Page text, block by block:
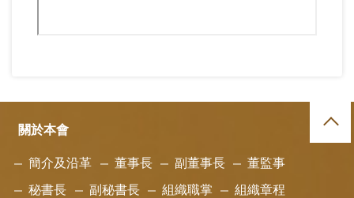
關於本會
簡介及沿革 董事長 副董事長 董監事
秘書長 副秘書長 組織職掌 組織章程